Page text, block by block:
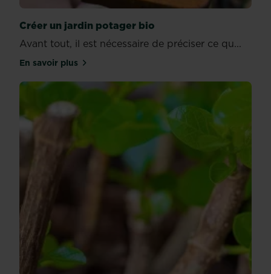
Créer un jardin potager bio
Avant tout, il est nécessaire de préciser ce qu...
En savoir plussur Créer un jardin potager bio